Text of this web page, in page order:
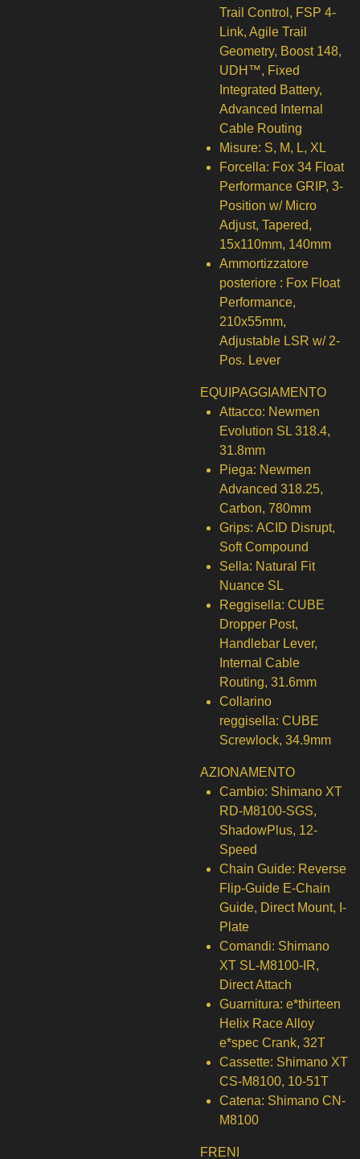
Trail Control, FSP 4-
Link, Agile Trail
Geometry, Boost 148,
UDH™, Fixed
Integrated Battery,
Advanced Internal
Cable Routing
Misure: S, M, L, XL
Forcella: Fox 34 Float
Performance GRIP, 3-
Position w/ Micro
Adjust, Tapered,
15x110mm, 140mm
Ammortizzatore
posteriore : Fox Float
Performance,
210x55mm,
Adjustable LSR w/ 2-
Pos. Lever
EQUIPAGGIAMENTO
Attacco: Newmen
Evolution SL 318.4,
31.8mm
Piega: Newmen
Advanced 318.25,
Carbon, 780mm
Grips: ACID Disrupt,
Soft Compound
Sella: Natural Fit
Nuance SL
Reggisella: CUBE
Dropper Post,
Handlebar Lever,
Internal Cable
Routing, 31.6mm
Collarino
reggisella: CUBE
Screwlock, 34.9mm
AZIONAMENTO
Cambio: Shimano XT
RD-M8100-SGS,
ShadowPlus, 12-
Speed
Chain Guide: Reverse
Flip-Guide E-Chain
Guide, Direct Mount, I-
Plate
Comandi: Shimano
XT SL-M8100-IR,
Direct Attach
Guarnitura: e*thirteen
Helix Race Alloy
e*spec Crank, 32T
Cassette: Shimano XT
CS-M8100, 10-51T
Catena: Shimano CN-
M8100
FRENI